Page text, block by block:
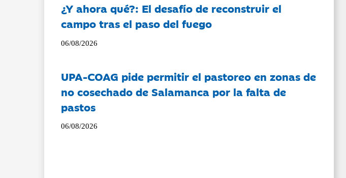
¿Y ahora qué?: El desafío de reconstruir el
campo tras el paso del fuego
06/08/2026
UPA-COAG pide permitir el pastoreo en zonas de
no cosechado de Salamanca por la falta de
pastos
06/08/2026